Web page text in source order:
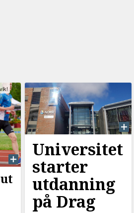
Universitet
starter
utdanning
på Drag